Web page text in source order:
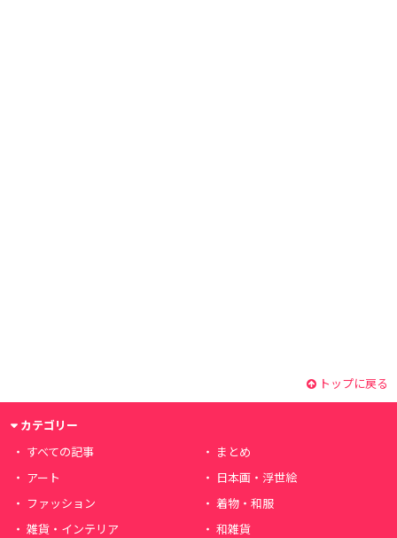
トップに戻る
カテゴリー
すべての記事
まとめ
アート
日本画・浮世絵
ファッション
着物・和服
雑貨・インテリア
和雑貨